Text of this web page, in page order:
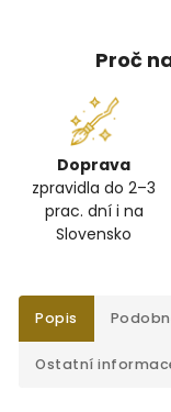
Proč
Doprava
zpravidla do 2–3
prac. dní i na
Slovensko
Popis
Ostatní